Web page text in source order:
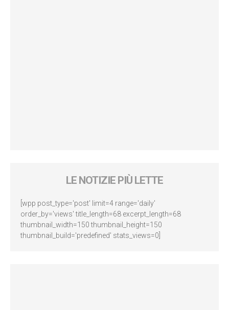
LE NOTIZIE PIÙ LETTE
[wpp post_type='post' limit=4 range='daily'
order_by='views' title_length=68 excerpt_length=68
thumbnail_width=150 thumbnail_height=150
thumbnail_build='predefined' stats_views=0]